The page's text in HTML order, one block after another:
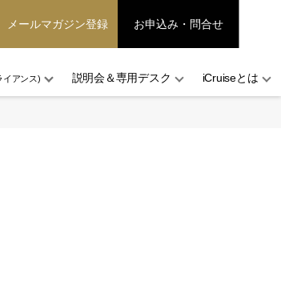
メールマガジン登録 お申込み・問合せ
アンス) 説明会＆専用デスク iCruiseとは